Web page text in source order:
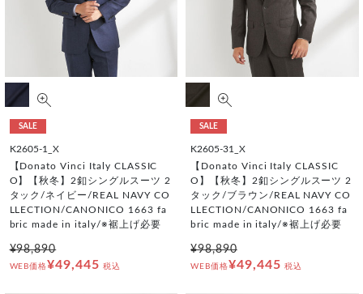
SALE
K2605-1_X
【Donato Vinci Italy CLASSIC
O】【秋冬】2釦シングルスーツ 2
タック/ネイビー/REAL NAVY CO
LLECTION/CANONICO 1663 fa
bric made in italy/※裾上げ必要
¥98,890
WEB価格¥49,445 税込
SALE
K2605-31_X
【Donato Vinci Italy CLASSIC
O】【秋冬】2釦シングルスーツ 2
タック/ブラウン/REAL NAVY CO
LLECTION/CANONICO 1663 fa
bric made in italy/※裾上げ必要
¥98,890
WEB価格¥49,445 税込